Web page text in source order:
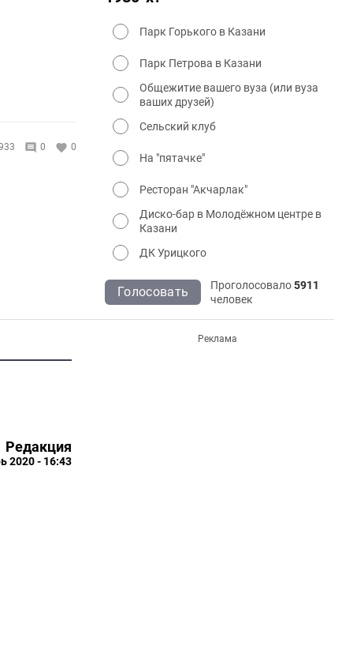
0 0
Парк Горького в Казани
Парк Петрова в Казани
Общежитие вашего вуза (или вуза
ваших друзей)
Сельский клуб
На "пятачке"
Ресторан "Акчарлак"
Диско-бар в Молодёжном центре в
Казани
ДК Урицкого
Голосовать Проголосовало5911
человек
Редакция
2020 - 16:43
Реклама